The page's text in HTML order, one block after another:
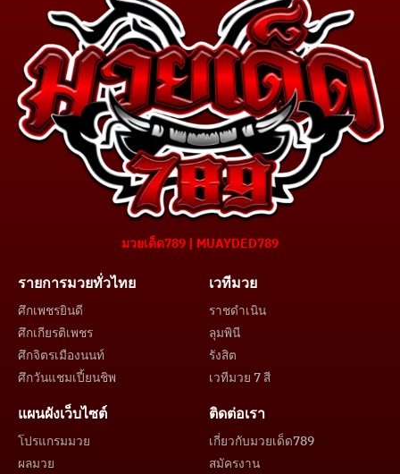
มวยเด็ด789 | MUAYDED789
รายการมวยทั่วไทย
ศึกเพชรยินดี
ศึกเกียรติเพชร
ศึกจิตรเมืองนนท์
ศึกวันแชมเปี้ยนชิพ
เวทีมวย
ราชดำเนิน
ลุมพินี
รังสิต
เวทีมวย 7 สี
แผนผังเว็บไซต์
โปรแกรมมวย
ผลมวย
ติดต่อเรา
เกี่ยวกับมวยเด็ด789
สมัครงาน